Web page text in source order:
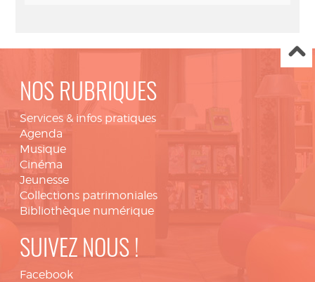
NOS RUBRIQUES
Services & infos pratiques
Agenda
Musique
Cinéma
Jeunesse
Collections patrimoniales
Bibliothèque numérique
SUIVEZ NOUS !
Facebook